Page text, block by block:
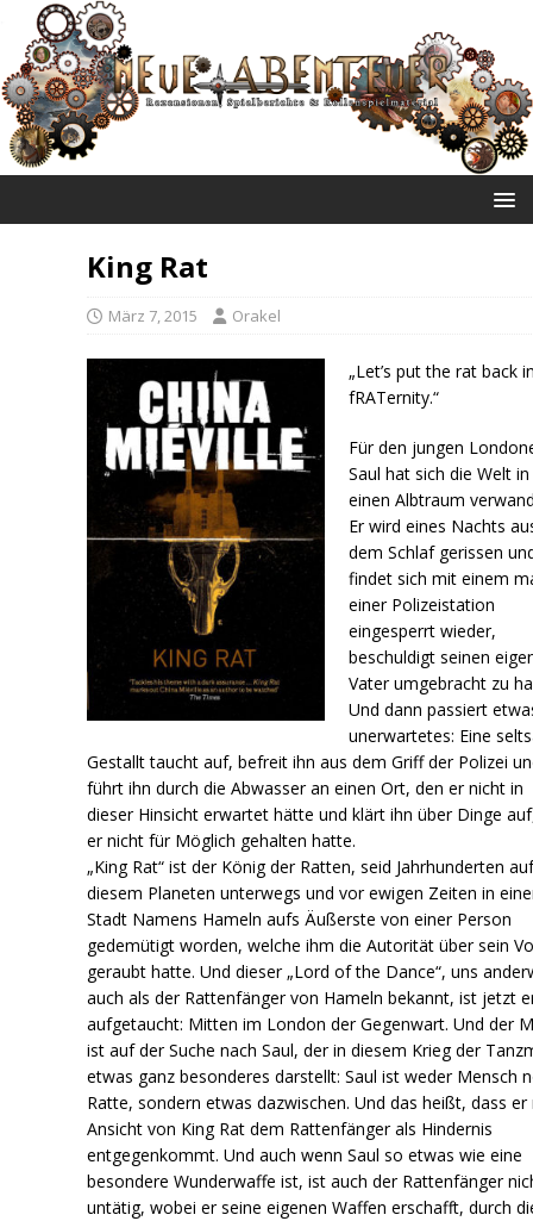
King Rat
März 7, 2015 Orakel
„Let’s put the rat back
fRATernity.“
Für den jungen
Saul hat sich die Welt in
einen Albtraum
Er wird eines Nachts
dem Schlaf gerissen
findet sich mit einem
einer Polizeistation
eingesperrt wieder,
beschuldigt seinen
Vater umgebracht zu
Und dann passiert
unerwartetes: Eine
Gestallt taucht auf, befreit ihn aus dem Griff der Polizei
führt ihn durch die Abwasser an einen Ort, den er nicht in
dieser Hinsicht erwartet hätte und klärt ihn über Dinge
er nicht für Möglich gehalten hatte.
„King Rat“ ist der König der Ratten, seid Jahrhunderten
diesem Planeten unterwegs und vor ewigen Zeiten in
Stadt Namens Hameln aufs Äußerste von einer Person
gedemütigt worden, welche ihm die Autorität über sein
geraubt hatte. Und dieser „Lord of the Dance“, uns
auch als der Rattenfänger von Hameln bekannt, ist jetzt
aufgetaucht: Mitten im London der Gegenwart. Und der
ist auf der Suche nach Saul, der in diesem Krieg der
etwas ganz besonderes darstellt: Saul ist weder Mensch
Ratte, sondern etwas dazwischen. Und das heißt, dass er
Ansicht von King Rat dem Rattenfänger als Hindernis
entgegenkommt. Und auch wenn Saul so etwas wie eine
besondere Wunderwaffe ist, ist auch der Rattenfänger
untätig, wobei er seine eigenen Waffen erschafft, durch